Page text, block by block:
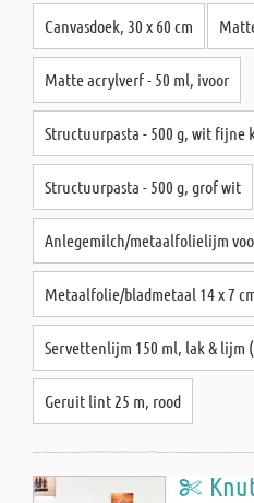
Canvasdoek, 30 x 60 cm
Matte acrylverf - 50 ml, ivoor
Structuurpasta - 500 g, wit fijne
Structuurpasta - 500 g, grof wit
Anlegemilch/metaalfolielijm
Metaalfolie/bladmetaal 14 x 7
Servettenlijm 150 ml, lak & lijm
Geruit lint 25 m, rood